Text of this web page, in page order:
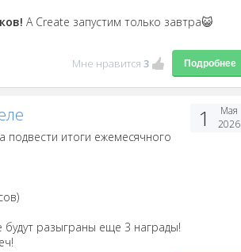
А Create запустим только завтра😺
Подробнее
Мне нравится 3
1
Мая
2026
итоги ежемесячного
разыграны еще 3 награды!